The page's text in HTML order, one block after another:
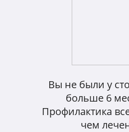
Вы не были у
больше 6
Профилактика
чем